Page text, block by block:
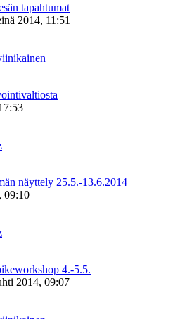
tapahtumat
2014, 11:51
näyttely 25.5.-13.6.2014
09:10
4.-5.5.
2014, 09:07